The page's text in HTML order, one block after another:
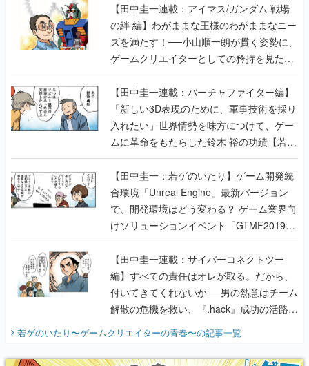
【田中圭一連載：アイマス/ガンダム 戦場
の絆 編】わがままな王様のわがままなニー
ズを満たす！──小山順一朗が貫く姿勢に、
ゲームクリエイターとしての矜持を見た
【若ゲのいたり最終回】
【田中圭一連載：バーチャファイター編】
「新しい3D表現のために、軍事技術を採り
入れたい」世界情勢を味方につけて、ゲー
ムに革命をもたらした鈴木 裕の功績【若ゲ
のいたり】
【田中圭一：若ゲのいたり】ゲーム開発統
合環境「Unreal Engine」最新バージョン
で、開発環境はどう変わる？ ゲーム業界向
けソリューションイベント「GTMF2019」
に行って、より理解を深めよう【PR】
【田中圭一連載：サイバーコネクトツー
編】すべての責任はオレが取る。だから、
付いてきてくれないか──男の熱意はチーム
解散の危機を救い、『.hack』成功の活路を
『少年ジャンプ』色だった【若ゲのいた
り】
若ゲのいたり〜ゲームクリエイターの青春〜の記事一覧